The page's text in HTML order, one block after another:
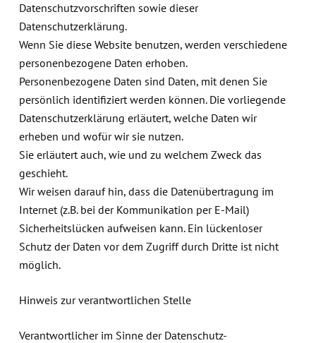
Datenschutzvorschriften sowie dieser
Datenschutzerklärung.
Wenn Sie diese Website benutzen, werden verschiedene
personenbezogene Daten erhoben.
Personenbezogene Daten sind Daten, mit denen Sie
persönlich identifiziert werden können. Die vorliegende
Datenschutzerklärung erläutert, welche Daten wir
erheben und wofür wir sie nutzen.
Sie erläutert auch, wie und zu welchem Zweck das
geschieht.
Wir weisen darauf hin, dass die Datenübertragung im
Internet (z.B. bei der Kommunikation per E-Mail)
Sicherheitslücken aufweisen kann. Ein lückenloser
Schutz der Daten vor dem Zugriff durch Dritte ist nicht
möglich.
Hinweis zur verantwortlichen Stelle
Verantwortlicher im Sinne der Datenschutz-